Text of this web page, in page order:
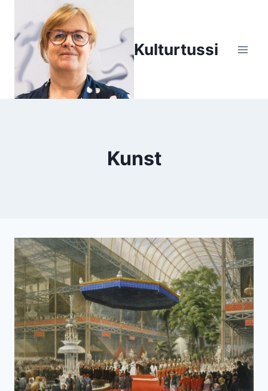
Inhalt
springen
Kulturtussi
Kunst